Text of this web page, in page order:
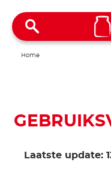
Home
Laatste update: